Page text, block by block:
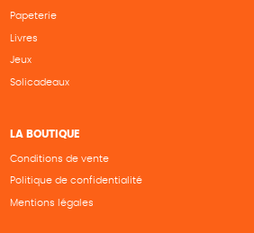
Papeterie
Livres
Jeux
Solicadeaux
LA BOUTIQUE
Conditions de vente
Politique de confidentialité
Mentions légales